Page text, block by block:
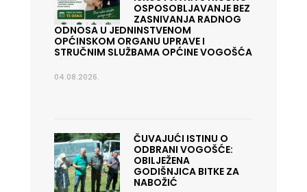
OSPOSOBLJAVANJE BEZ
ZASNIVANJA RADNOG
ODNOSA U JEDNINSTVENOM
OPĆINSKOM ORGANU UPRAVE I
STRUČNIM SLUŽBAMA OPĆINE VOGOŠĆA
04.08.2026.
ČUVAJUĆI ISTINU O
ODBRANI VOGOŠĆE:
OBILJEŽENA
GODIŠNJICA BITKE ZA
NABOŽIĆ